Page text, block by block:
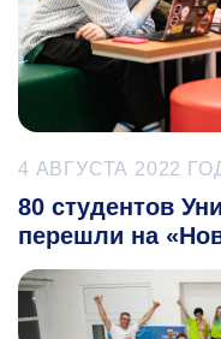
4 АВГУСТА 2022
80 студентов
перешли на